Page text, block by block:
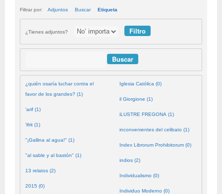
Filtrar por: Adjuntos Buscar Etiqueta
¿Tienes adjuntos?
¿quién osaría luchar contra el
favor de los grandes? (1)
'arif (1)
'ifrit (1)
"¡Gallina al agua!" (1)
"al sable y al bastón" (1)
13 relatos (2)
2015 (0)
Iglesia Católica (0)
il Giorgione (1)
iLUSTRE FREGONA (1)
inconvenientes del celibato (1)
Index Librorum Prohibitorum (0)
indios (2)
Individualismo (0)
Individuo Moderno (0)